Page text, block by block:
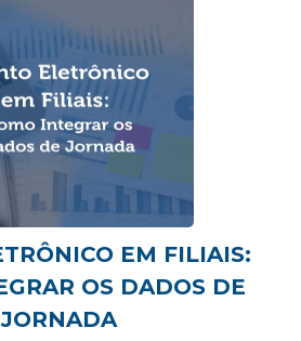
EM FILIAIS:
OS DADOS DE
JORNADA